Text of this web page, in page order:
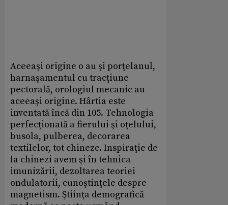
Aceeaşi origine o au şi porţelanul,
harnaşamentul cu tracţiune
pectorală, orologiul mecanic au
aceeaşi origine. Hârtia este
inventată încă din 105. Tehnologia
perfecţionată a fierului şi oţelului,
busola, pulberea, decorarea
textilelor, tot chineze. Inspiraţie de
la chinezi avem şi în tehnica
imunizării, dezoltarea teoriei
ondulatorii, cunoştinţele despre
magnetism. Ştiinţa demografică